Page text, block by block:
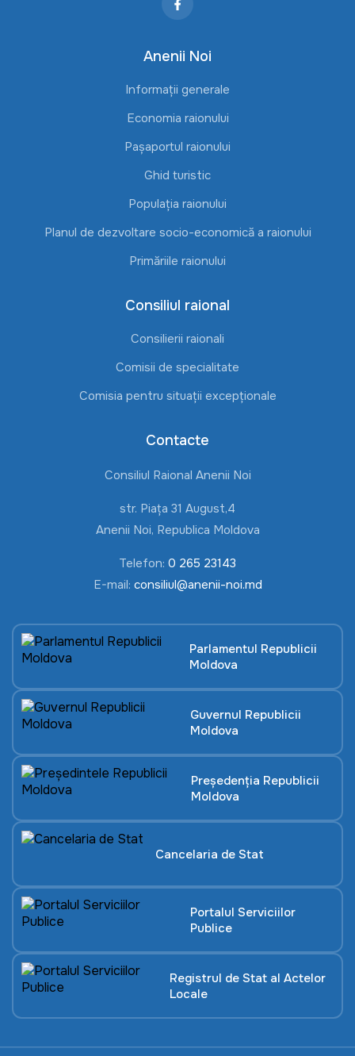
Anenii Noi
Informații generale
Economia raionului
Pașaportul raionului
Ghid turistic
Populația raionului
Planul de dezvoltare socio-economică a raionului
Primăriile raionului
Consiliul raional
Consilierii raionali
Comisii de specialitate
Comisia pentru situații excepționale
Contacte
Consiliul Raional Anenii Noi
str. Piața 31 August,4
Anenii Noi, Republica Moldova
Telefon: 0 265 23143
E-mail: consiliul@anenii-noi.md
Parlamentul Republicii
Moldova
Guvernul Republicii
Moldova
Președenția Republicii
Moldova
Cancelaria de Stat
Portalul Serviciilor
Publice
Registrul de Stat al Actelor
Locale